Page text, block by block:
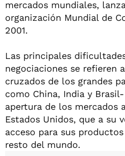
mercados mundiales,
organización Mundial de
2001.
Las principales
negociaciones se refieren
cruzados de los grandes
como China, India y
apertura de los mercados
Estados Unidos, que a su
acceso para sus
resto del mundo.